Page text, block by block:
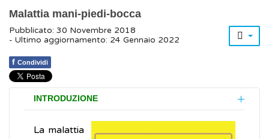
Malattia mani-piedi-bocca
Pubblicato: 30 Novembre 2018
- Ultimo aggiornamento: 24 Gennaio 2022
f Condividi
INTRODUZIONE
La malattia